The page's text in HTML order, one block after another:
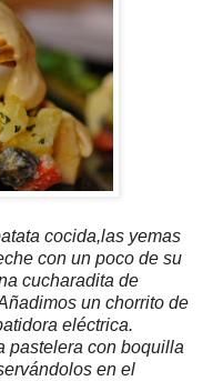
cocida,las yemas
con un poco de su
cucharadita de
un chorrito de
eléctrica.
pastelera con boquilla
en el